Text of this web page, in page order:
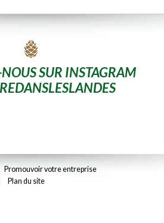
SUR INSTAGRAM
Promouvoir votre entreprise
Plan du site